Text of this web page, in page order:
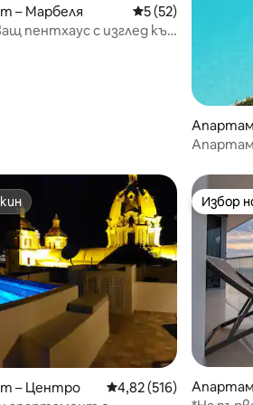
– Марбеля Средна оценка: 5
5 (52)
пентхаус с изглед към
A
– Центро Средна оценка: 4,82
4,82 (516)
Избор
Избор